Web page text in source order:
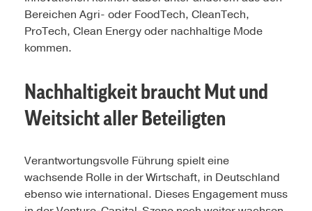
Bereichen Agri- oder FoodTech, CleanTech,
ProTech, Clean Energy oder nachhaltige Mode
kommen.
Nachhaltigkeit braucht Mut und
Weitsicht aller Beteiligten
Verantwortungsvolle Führung spielt eine
wachsende Rolle in der Wirtschaft, in Deutschland
ebenso wie international. Dieses Engagement muss